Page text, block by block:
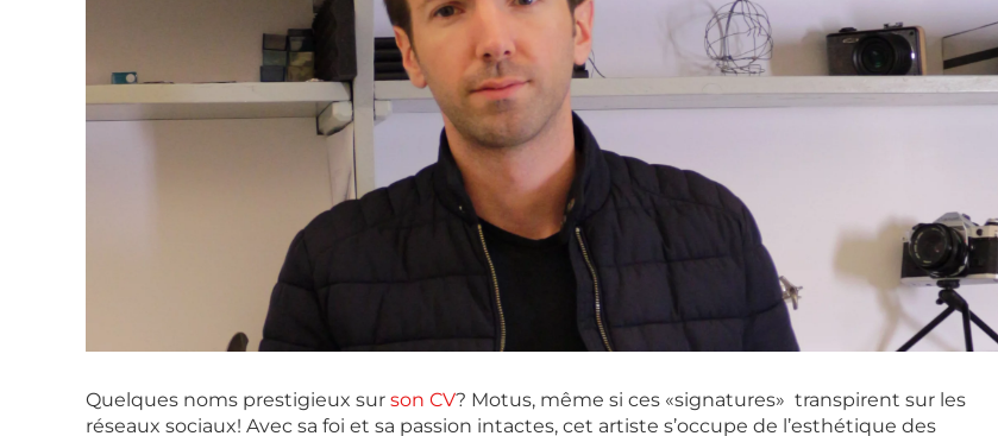
Quelques noms prestigieux sur son CV? Motus, même si ces «signatures» transpirent sur les
réseaux sociaux! Avec sa foi et sa passion intactes, cet artiste s’occupe de l’esthétique des